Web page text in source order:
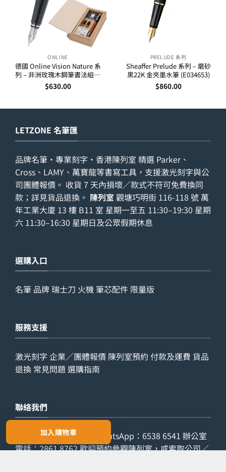
加入購物車
ONLINE
德國 Online Vision Nature 系
列 – 非洲玫瑰木鋼筆書法組合
(36785)
$630.00
PRELUDE 系列
Sheaffer Prelude 系列 – 磨砂
黑22K 金夾墨水筆 (E034653)
$860.00
LETZONE 名筆匯
品牌名筆・專業刻字・香港陳列室 精選 Parker、
Cross、LAMY、萬寶龍等書寫工具，支援激光刻字與公
司團體報價。 收貨 7 天內損壞／款式不符可免費換同
款；詳見貨品退換 。 陳列室 觀塘巧明街 116-118 號 萬
年工業大廈 13 樓 B11 室 星期一至五 11:30–19:30 星期
六 11:30–16:30 星期日及公眾假期休息
選購入口
名筆 品牌瑞士刀 火機筆芯配件 限量版
服務支援
激光刻字 企業／團體報價 陳列室預約 付款及運費 貨品
退換 常見問題 選購指南
聯絡我們
查詢電話：9029 7975 WhatsApp： 6538 6541 辦公室
電話：2861 8762歡迎預約參觀陳列室，或索取公司／